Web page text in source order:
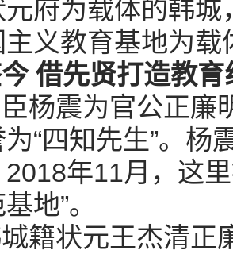
府为载体的韩
义教育基地为载
借先贤打造教育
杨震为官公正廉
“四知先生”。
2018年11月，这
地”。
籍状元王杰清正